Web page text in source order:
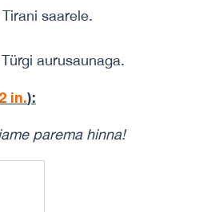
saarele.
aurusaunaga.
in.):
parema hinna!